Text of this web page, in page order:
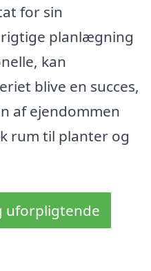
for sin
planlægning
kan
blive en succes,
af ejendommen
rum til planter og
uforpligtende